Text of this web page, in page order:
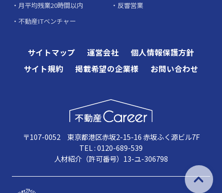
月平均残業20時間以内
反響営業
不動産ITベンチャー
サイトマップ 運営会社
個人情報保護方針
サイト規約
掲載希望の企業様 お問い合わせ
〒107-0052 東京都港区赤坂2-15-16 赤坂ふく源ビル7F
TEL : 0120-689-539
人材紹介（許可番号）13-ユ-306798